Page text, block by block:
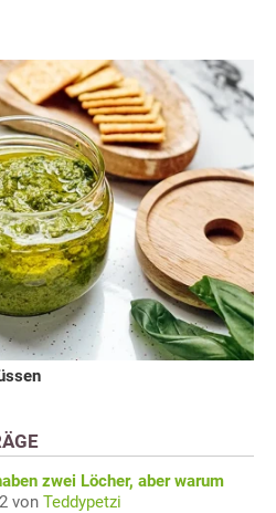
zwei Löcher, aber warum
von Teddypetzi